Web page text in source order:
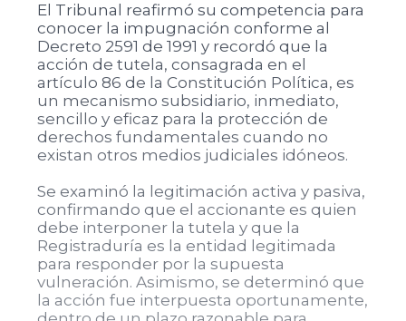
El Tribunal reafirmó su competencia para
conocer la impugnación conforme al
Decreto 2591 de 1991 y recordó que la
acción de tutela, consagrada en el
artículo 86 de la Constitución Política, es
un mecanismo subsidiario, inmediato,
sencillo y eficaz para la protección de
derechos fundamentales cuando no
existan otros medios judiciales idóneos.
Se examinó la legitimación activa y pasiva,
confirmando que el accionante es quien
debe interponer la tutela y que la
Registraduría es la entidad legitimada
para responder por la supuesta
vulneración. Asimismo, se determinó que
la acción fue interpuesta oportunamente,